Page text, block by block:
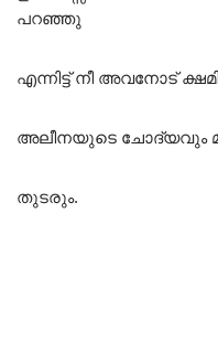
പറഞ്ഞു
എന്നിട്ട് നീ അവനോട്
അലീനയുടെ ചോദ്യവും
തുടരും.